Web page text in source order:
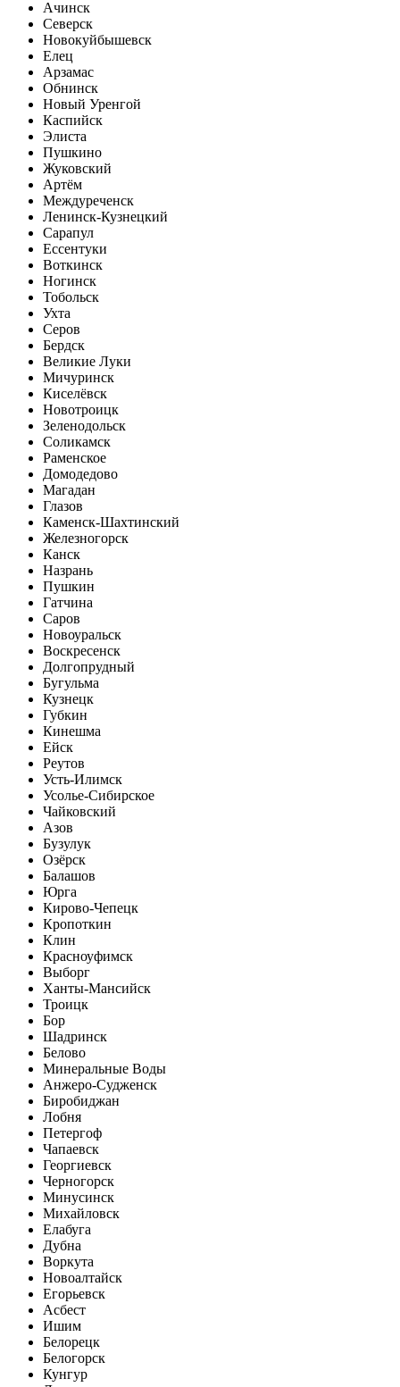
Ачинск
Северск
Новокуйбышевск
Елец
Арзамас
Обнинск
Новый Уренгой
Каспийск
Элиста
Пушкино
Жуковский
Артём
Междуреченск
Ленинск-Кузнецкий
Сарапул
Ессентуки
Воткинск
Ногинск
Тобольск
Ухта
Серов
Бердск
Великие Луки
Мичуринск
Киселёвск
Новотроицк
Зеленодольск
Соликамск
Раменское
Домодедово
Магадан
Глазов
Каменск-Шахтинский
Железногорск
Канск
Назрань
Пушкин
Гатчина
Саров
Новоуральск
Воскресенск
Долгопрудный
Бугульма
Кузнецк
Губкин
Кинешма
Ейск
Реутов
Усть-Илимск
Усолье-Сибирское
Чайковский
Азов
Бузулук
Озёрск
Балашов
Юрга
Кирово-Чепецк
Кропоткин
Клин
Красноуфимск
Выборг
Ханты-Мансийск
Троицк
Бор
Шадринск
Белово
Минеральные Воды
Анжеро-Судженск
Биробиджан
Лобня
Петергоф
Чапаевск
Георгиевск
Черногорск
Минусинск
Михайловск
Елабуга
Дубна
Воркута
Новоалтайск
Егорьевск
Асбест
Ишим
Белорецк
Белогорск
Кунгур